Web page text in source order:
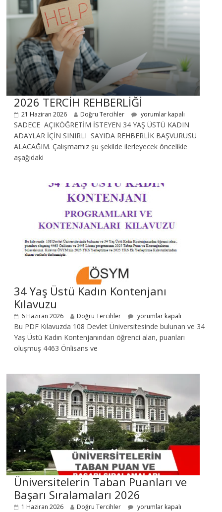
2026 TERCİH REHBERLİĞİ
21 Haziran 2026 Doğru Tercihler yorumlar kapalı
SADECE AÇIKÖĞRETİM İSTEYEN 34 YAŞ ÜSTÜ KADIN
ADAYLAR İÇİN SINIRLI SAYIDA REHBERLİK BAŞVURUSU
ALACAĞIM. Çalışmamız şu şekilde ilerleyecek öncelikle
aşağıdaki
34 Yaş Üstü Kadın Kontenjanı
Kılavuzu
6 Haziran 2026 Doğru Tercihler yorumlar kapalı
Bu PDF Kılavuzda 108 Devlet Üniversitesinde bulunan ve 34
Yaş Üstü Kadın Kontenjanından öğrenci alan, puanları
oluşmuş 4463 Önlisans ve
Üniversitelerin Taban Puanları ve
Başarı Sıralamaları 2026
1 Haziran 2026 Doğru Tercihler yorumlar kapalı